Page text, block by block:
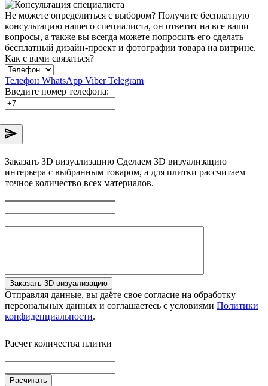
Не можете определиться с выбором? Получите бесплатную
консультацию нашего специалиста, он ответит на все ваши
вопросы, а также вы всегда можете попросить его сделать
бесплатный дизайн-проект и фотографии товара на витрине.
Как с вами связаться?
Телефон WhatsApp ViberTelegram
Введите номер телефона:
Заказать 3D визуализацию Сделаем 3D визуализацию
интерьера с выбранным товаром, а для плитки рассчитаем
точное количество всех материалов.
Заказать 3D визуализацию
Отправляя данные, вы даёте свое согласие на обработку
персональных данных и соглашаетесь с условиями Политики
конфиденциальности.
Расчет количества плитки
Расчитать